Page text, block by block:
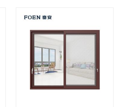
anti-pencurian sangat baik.
berbagai jenis pintu untuk
kebutuhan arsitektur.